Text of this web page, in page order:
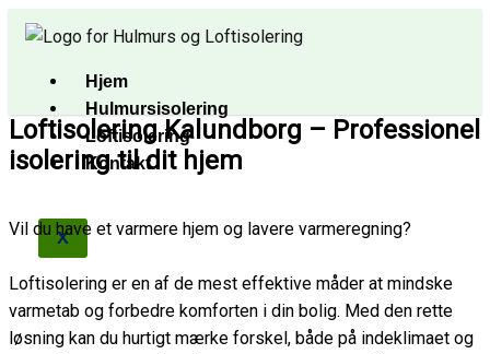
Hjem
Hulmursisolering
Loftisolering
Kontakt
X
Loftisolering Kalundborg – Professionel
isolering til dit hjem
Vil du have et varmere hjem og lavere varmeregning?
Loftisolering er en af de mest effektive måder at mindske
varmetab og forbedre komforten i din bolig. Med den rette
løsning kan du hurtigt mærke forskel, både på indeklimaet og